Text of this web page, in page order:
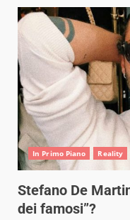
In Primo Piano Reality
Stefano De
dei famosi”?